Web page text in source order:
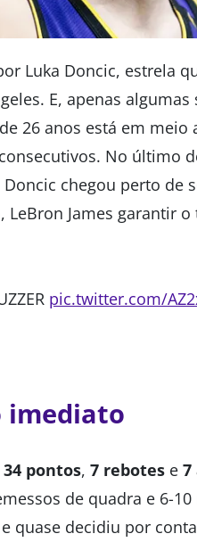
Luka Doncic, estrela
E, apenas
26 anos está em meio
No último
Doncic chegou perto de
James garantir
pic.twitter.com/
imediato
34 pontos, 7 rebotes e 7
de quadra e 6-
quase decidiu por